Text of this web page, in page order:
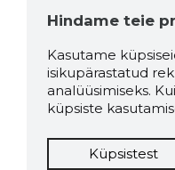
Hindame teie
Kasutame
isikupärastatud
analüüsimiseks.
küpsiste
Küpsistest